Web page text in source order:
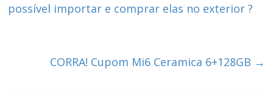
possível importar e comprar elas no exterior ?
CORRA! Cupom Mi6 Ceramica 6+128GB →